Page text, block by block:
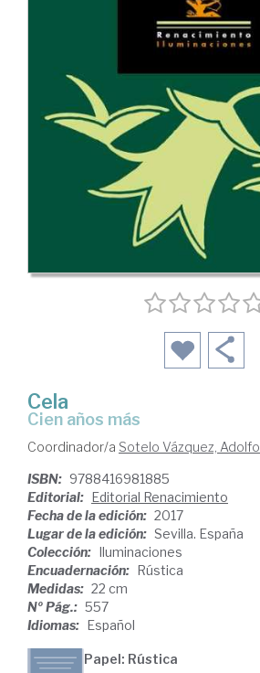
Cela
cien años más
Coordinador/a Sotelo Vázquez, Adolfo
ISBN: 9788416981885
Editorial: Editorial Renacimiento
Fecha de la edición: 2017
Lugar de la edición: Sevilla. España
Colección: Iluminaciones
Encuadernación: Rústica
Medidas: 22 cm
Nº Pág.: 557
Idiomas: Español
Papel: Rústica